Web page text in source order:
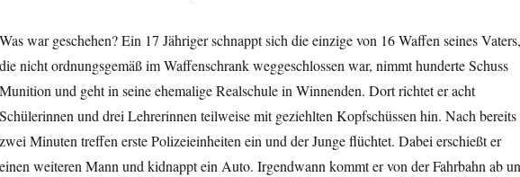
Was war geschehen? Ein 17 Jähriger schnappt sich die einzige von 16 Waffen seines Vaters,
die nicht ordnungsgemäß im Waffenschrank weggeschlossen war, nimmt hunderte Schuss
Munition und geht in seine ehemalige Realschule in Winnenden. Dort richtet er acht
Schülerinnen und drei Lehrerinnen teilweise mit geziehlten Kopfschüssen hin. Nach bereits
zwei Minuten treffen erste Polizeieinheiten ein und der Junge flüchtet. Dabei erschießt er
einen weiteren Mann und kidnappt ein Auto. Irgendwann kommt er von der Fahrbahn ab